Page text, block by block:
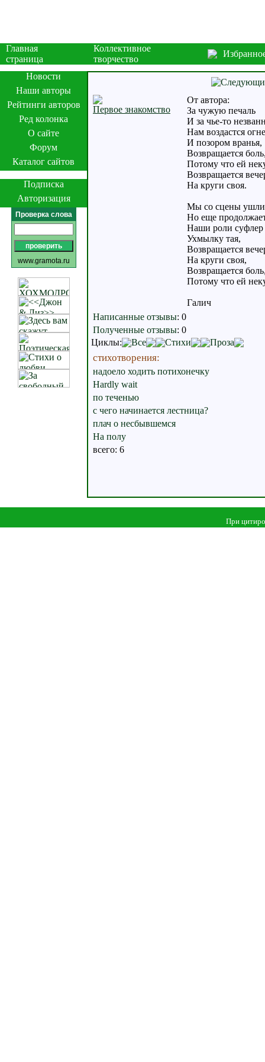
Главная
страница
Коллективное
творчество
Новости
Наши авторы
Рейтинги авторов
Ред колонка
О сайте
Форум
Каталог сайтов
Подписка
Авторизация
Проверка слова
www.gramota.ru
Первое знакомство
От автора:
За чужую печаль
И за чье-то
Нам воздастся
И позором вранья,
Возвращается
Потому что ей
Возвращается
На круги своя.
Мы со сцены
Но еще
Наши роли суфлер
Ухмылку тая,
Возвращается
На круги своя,
Возвращается
Потому что ей
Галич
Написанные отзывы: 0
Полученные отзывы: 0
Циклы:
Все Стихи Проза
стихотворения:
надоело ходить потихонечку
Hardly wait
по теченью
с чего начинается лестница?
плач о несбывшемся
На полу
всего: 6
При